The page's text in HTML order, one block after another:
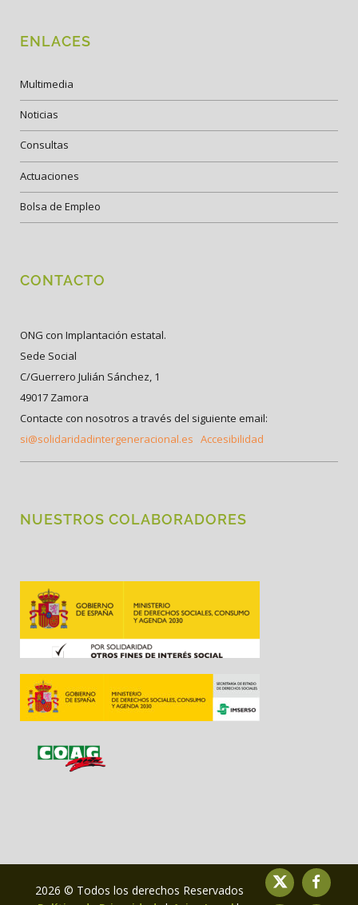
ENLACES
Multimedia
Noticias
Consultas
Actuaciones
Bolsa de Empleo
CONTACTO
ONG con Implantación estatal.
Sede Social
C/Guerrero Julián Sánchez, 1
49017 Zamora
Contacte con nosotros a través del siguiente email:
si@solidaridadintergeneracional.es Accesibilidad
NUESTROS COLABORADORES
2026 © Todos los derechos Reservados